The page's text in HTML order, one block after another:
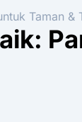
Taman &